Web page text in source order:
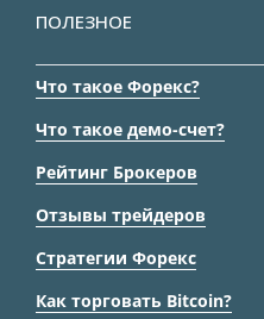
ПОЛЕЗНОЕ
Что такое Форекс?
Что такое демо-счет?
Рейтинг Брокеров
Отзывы трейдеров
Стратегии Форекс
Как торговать Bitcoin?